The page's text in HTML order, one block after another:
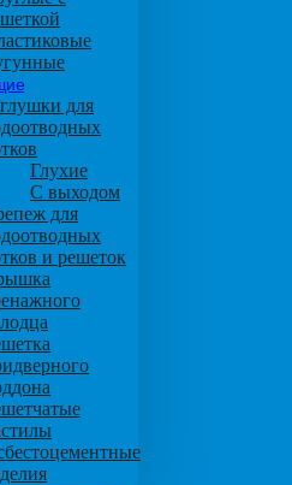
для
Глухие
С выходом
для
и решеток